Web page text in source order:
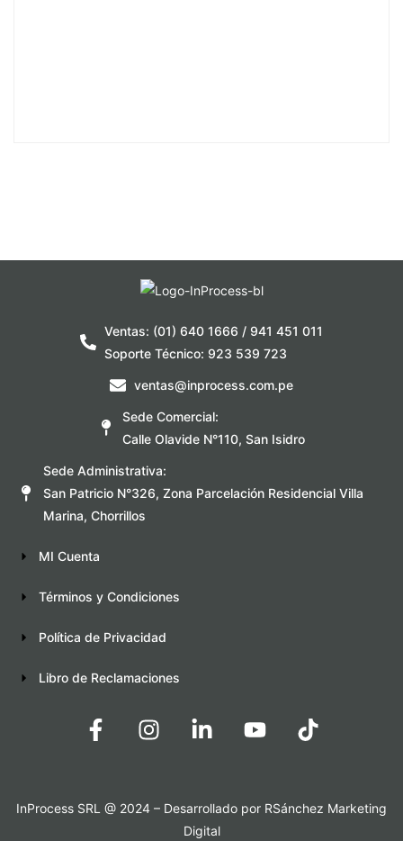
Ventas: (01) 640 1666 / 941 451 011
Soporte Técnico: 923 539 723
ventas@inprocess.com.pe
Sede Comercial:
Calle Olavide N°110, San Isidro
Sede Administrativa:
San Patricio N°326, Zona Parcelación Residencial Villa
Marina, Chorrillos
MI Cuenta
Términos y Condiciones
Política de Privacidad
Libro de Reclamaciones
InProcess SRL @ 2024 – Desarrollado por RSánchez Marketing
Digital